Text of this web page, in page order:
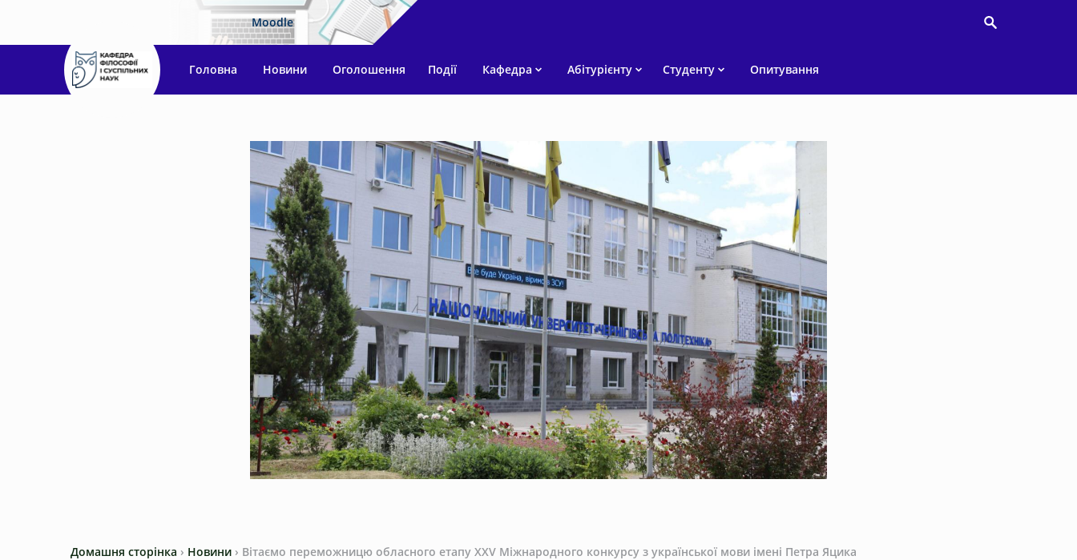
Moodle
Головна Новини Оголошення Події Кафедра Абітурієнту Студенту Опитування
Домашня сторінка › Новини › Вітаємо переможницю обласного етапу ХХV Міжнародного конкурсу з української мови імені Петра Яцика